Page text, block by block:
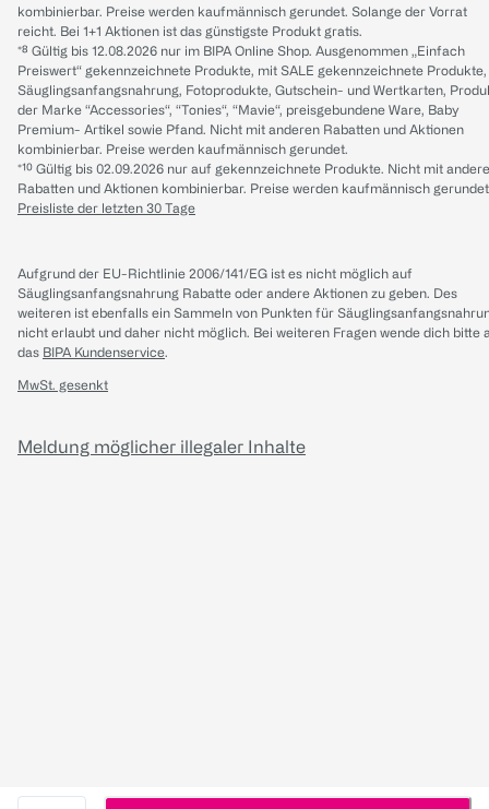
kombinierbar. Preise werden kaufmännisch gerundet. Solange der Vorrat
reicht. Bei 1+1 Aktionen ist das günstigste Produkt gratis.
*⁸ Gültig bis 12.08.2026 nur im BIPA Online Shop. Ausgenommen „Einfach
Preiswert“ gekennzeichnete Produkte, mit SALE gekennzeichnete Produkte,
Säuglingsanfangsnahrung, Fotoprodukte, Gutschein- und Wertkarten,
der Marke “Accessories“, “Tonies“, “Mavie“, preisgebundene Ware, Baby
Premium- Artikel sowie Pfand. Nicht mit anderen Rabatten und Aktionen
kombinierbar. Preise werden kaufmännisch gerundet.
*¹⁰ Gültig bis 02.09.2026 nur auf gekennzeichnete Produkte. Nicht mit
Rabatten und Aktionen kombinierbar. Preise werden kaufmännisch
Preisliste der letzten 30 Tage
Aufgrund der EU-Richtlinie 2006/141/EG ist es nicht möglich auf
Säuglingsanfangsnahrung Rabatte oder andere Aktionen zu geben. Des
weiteren ist ebenfalls ein Sammeln von Punkten für
nicht erlaubt und daher nicht möglich. Bei weiteren Fragen wende dich bitte
das BIPA Kundenservice.
MwSt. gesenkt
Meldung möglicher illegaler Inhalte